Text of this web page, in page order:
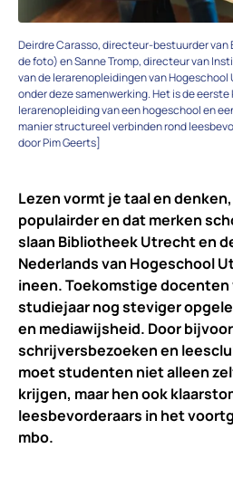
Deirdre Carasso, directeur-bestuurder
de foto) en Sanne Tromp, directeur van
van de lerarenopleidingen van
onder deze samenwerking. Het is de
lerarenopleiding van een hogeschool en
manier structureel verbinden rond
door Pim Geerts]
Lezen vormt je taal en
populairder en dat merken
slaan Bibliotheek Utrecht en
Nederlands van Hogeschool
ineen. Toekomstige
studiejaar nog steviger
en mediawijsheid. Door
schrijversbezoeken en
moet studenten niet alleen
krijgen, maar hen ook
leesbevorderaars in het
mbo.